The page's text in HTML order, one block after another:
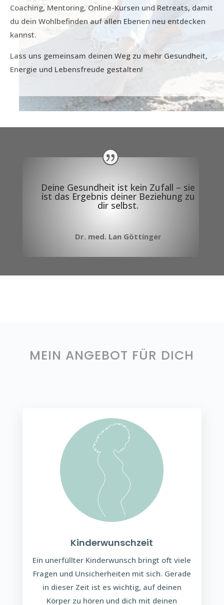
Coaching, Mentoring, Online-Kursen und Retreats, damit
du dein Wohlbefinden auf allen Ebenen neu entdecken
kannst.
Lass uns gemeinsam deinen Weg zu mehr Gesundheit,
Energie und Lebensfreude gestalten!
Deine Gesundheit ist kein Zufall – sie
ist das Ergebnis deiner Beziehung zu
dir selbst.
Dr. med. Lan Göttinger
MEIN ANGEBOT FÜR DICH
Kinderwunschzeit
Ein unerfüllter Kinderwunsch bringt oft viele
Fragen und Unsicherheiten mit sich. Gerade
in dieser Zeit ist es wichtig, auf deinen
Körper zu hören und dich mit deinen